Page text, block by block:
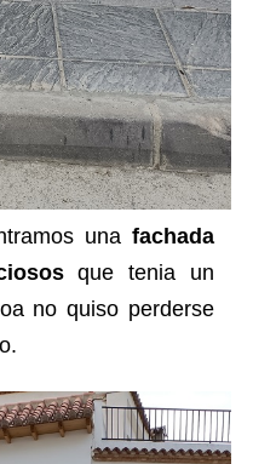
una fachada
que tenia un
no quiso perderse